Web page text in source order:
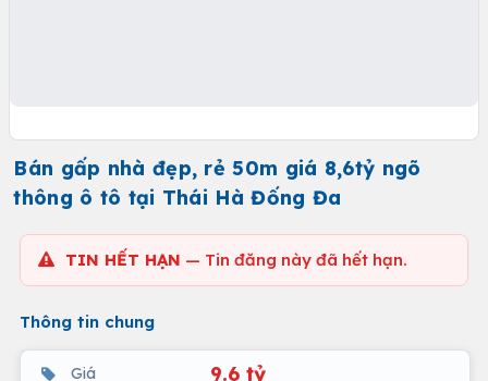
Bán gấp nhà đẹp, rẻ 50m giá 8,6tỷ ngõ
thông ô tô tại Thái Hà Đống Đa
TIN HẾT HẠN — Tin đăng này đã hết hạn.
Thông tin chung
Giá 9.6 tỷ